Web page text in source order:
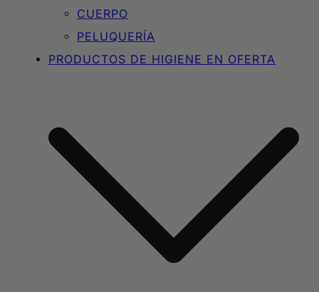
CUERPO
PELUQUERÍA
PRODUCTOS DE HIGIENE EN OFERTA